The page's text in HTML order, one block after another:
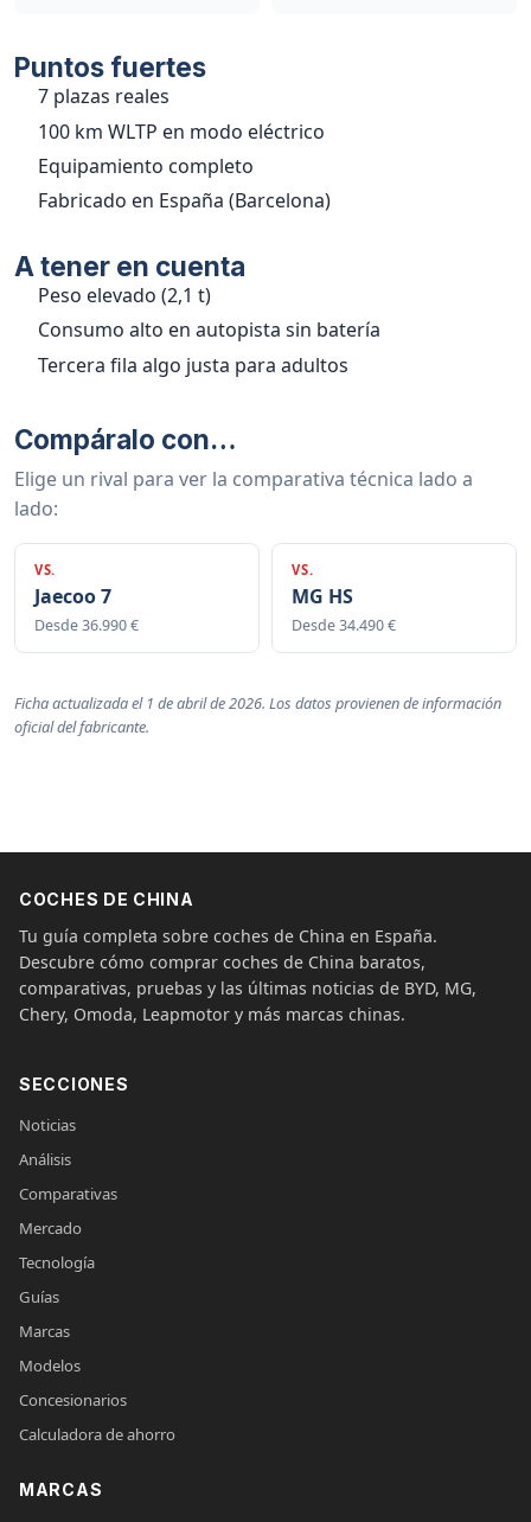
Puntos fuertes
7 plazas reales
100 km WLTP en modo eléctrico
Equipamiento completo
Fabricado en España (Barcelona)
A tener en cuenta
Peso elevado (2,1 t)
Consumo alto en autopista sin batería
Tercera fila algo justa para adultos
Compáralo con…
Elige un rival para ver la comparativa técnica lado a
lado:
VS.
Jaecoo 7
Desde 36.990 €
VS.
MG HS
Desde 34.490 €
Ficha actualizada el 1 de abril de 2026. Los datos provienen de información
oficial del fabricante.
COCHES DE CHINA
Tu guía completa sobre coches de China en España.
Descubre cómo comprar coches de China baratos,
comparativas, pruebas y las últimas noticias de BYD, MG,
Chery, Omoda, Leapmotor y más marcas chinas.
SECCIONES
Noticias
Análisis
Comparativas
Mercado
Tecnología
Guías
Marcas
Modelos
Concesionarios
Calculadora de ahorro
MARCAS